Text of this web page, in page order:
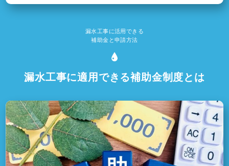
漏水工事に活用できる
補助金と申請方法
漏水工事に適用できる補助金制度とは